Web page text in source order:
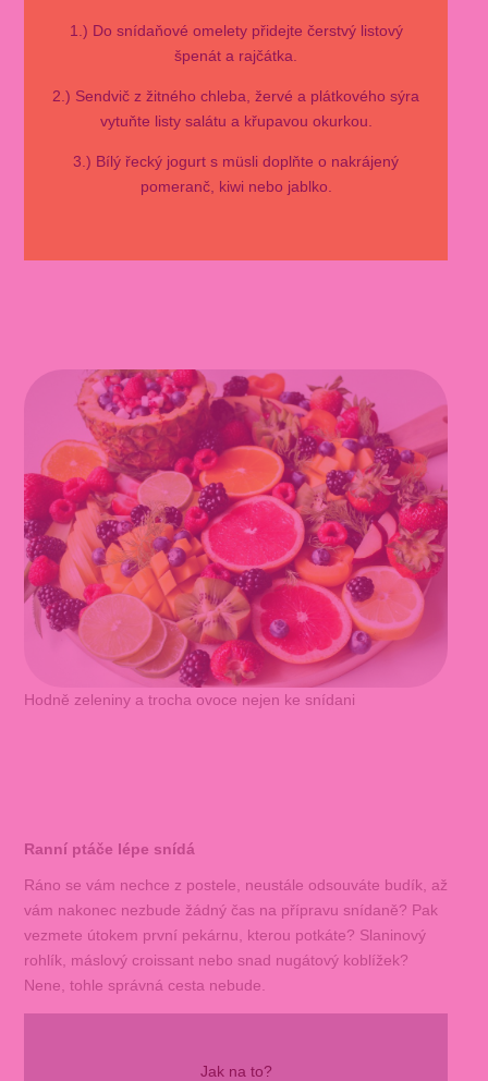
1.) Do snídaňové omelety přidejte čerstvý listový
špenát a rajčátka.
2.) Sendvič z žitného chleba, žervé a plátkového sýra
vytuňte listy salátu a křupavou okurkou.
3.) Bílý řecký jogurt s müsli doplňte o nakrájený
pomeranč, kiwi nebo jablko.
Hodně zeleniny a trocha ovoce nejen ke snídani
Ranní ptáče lépe snídá
Ráno se vám nechce z postele, neustále odsouváte budík, až
vám nakonec nezbude žádný čas na přípravu snídaně? Pak
vezmete útokem první pekárnu, kterou potkáte? Slaninový
rohlík, máslový croissant nebo snad nugátový koblížek?
Nene, tohle správná cesta nebude.
Jak na to?